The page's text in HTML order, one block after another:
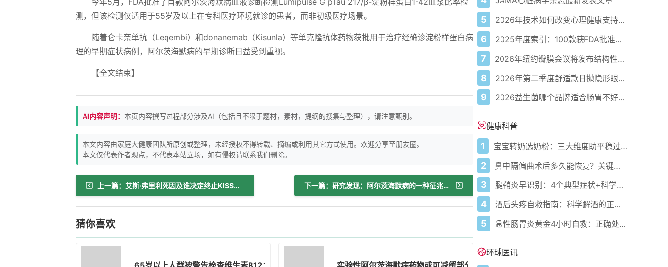
今年5月，FDA批准了首款阿尔茨海默病血液诊断检测Lumipulse G pTau 217/β-淀粉样蛋白1-42血浆比率检
测，但该检测仅适用于55岁及以上在专科医疗环境就诊的患者，而非初级医疗场景。
随着仑卡奈单抗（Leqembi）和donanemab（Kisunla）等单克隆抗体药物获批用于治疗经确诊淀粉样蛋白病
理的早期症状病例，阿尔茨海默病的早期诊断日益受到重视。
【全文结束】
AI内容声明： 本页内容撰写过程部分涉及AI（包括且不限于题材，素材，提纲的搜集与整理），请注意甄别。
本文内容由家庭大健康团队所原创或整理，未经授权不得转载、摘编或利用其它方式使用。欢迎分享至朋友圈。
本文仅代表作者观点，不代表本站立场，如有侵权请联系我们删除。
上一篇：艾斯·弗里利死因及谁决定终止KISS吉他手生命支持？详述跌倒事故、住院经过、健康问题、最后演出与晚年生活 下一篇：研究发现：阿尔茨海默病的一种征兆可能在确诊前25年就已显现
猜你喜欢
65岁以上人群被警告检查维生素B12：低水平可能影响记忆和大脑健康实验性阿尔茨海默病药物或可减缓部分高风险患者脑部衰退
5 2026年技术如何改变心理健康支持的获取方式
6 2025年度索引：100款获FDA批准的AI驱动医疗设备
7 2026年纽约瓣膜会议将发布结构性心脏病最新研究成果
8 2026年第二季度舒适款日抛隐形眼镜推荐，优瞳主打长效佩戴体验
9 2026益生菌哪个品牌适合肠胃不好的人，常年饱受肠胃病痛看过来，梳理实用十大品牌
健康科普
1 宝宝转奶选奶粉：三大维度助平稳过渡
2 鼻中隔偏曲术后多久能恢复？关键看这几点
3 腱鞘炎早识别：4个典型症状+科学应对，避免关节卡壳
4 酒后头疼自救指南：科学解酒的正确打开方式
5 急性肠胃炎黄金4小时自救：正确处置与误区避坑关键
环球医讯